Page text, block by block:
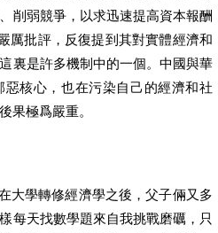
削弱競爭，以求迅速提高資本報酬
厲批評，反復提到其對實體經濟和
裏是許多機制中的一個。中國與華
核心，也在污染自己的經濟和社
果極爲嚴重。
大學轉修經濟學之後，父子倆又多
每天找數學題來自我挑戰磨礪，只